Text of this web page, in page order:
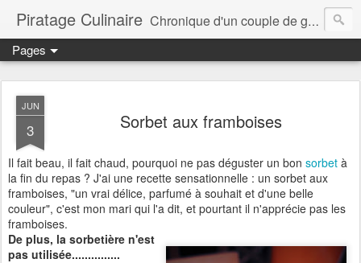
Piratage Culinaire Chronique d'un couple de gourmands
Pages
JUN
3 Sorbet aux framboises
Il fait beau, il fait chaud, pourquoi ne pas déguster un bon sorbet à
la fin du repas ? J'ai une recette sensationnelle : un sorbet aux
framboises, "un vrai délice, parfumé à souhait et d'une belle
couleur", c'est mon mari qui l'a dit, et pourtant il n'apprécie pas les
framboises.
De plus, la sorbetière n'est
pas utilisée...............